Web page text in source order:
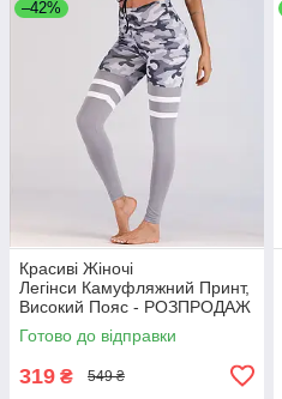
–42%
Красиві Жіночі
Легінси Камуфляжний Принт,
Високий Пояс - РОЗПРОДАЖ
- розмір S
Готово до відправки
319 ₴ 549 ₴